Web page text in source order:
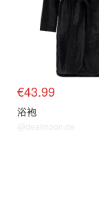
€43.99
浴袍
@dealmoon.de